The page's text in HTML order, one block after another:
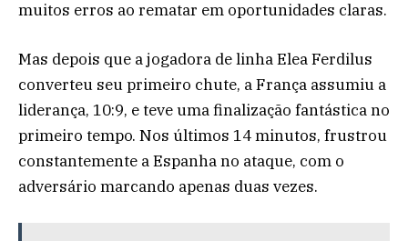
muitos erros ao rematar em oportunidades claras.
Mas depois que a jogadora de linha Elea Ferdilus
converteu seu primeiro chute, a França assumiu a
liderança, 10:9, e teve uma finalização fantástica no
primeiro tempo. Nos últimos 14 minutos, frustrou
constantemente a Espanha no ataque, com o
adversário marcando apenas duas vezes.